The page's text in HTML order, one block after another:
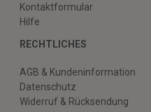
Kontaktformular
Hilfe
RECHTLICHES
AGB & Kundeninformation
Datenschutz
Widerruf & Rücksendung